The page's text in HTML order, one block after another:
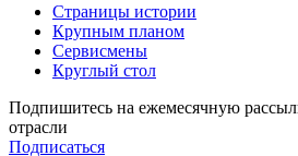
Страницы истории
Крупным планом
Сервисмены
Круглый стол
Подпишитесь на ежемесячную
отрасли
Подписаться